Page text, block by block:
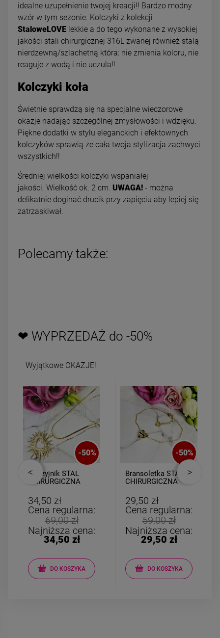
idealne uzupełnienie twojej kreacji!! Bardzo modny
wzór w tym sezonie. Kolczyki z kolekcji
StaloweLOVE lekkie a do tego wykonane z wysokiej
jakości stali chirurgicznej 316L zwanej również stalą
nierdzewną/szlachetną która: nie zmienia koloru, nie
reaguje z wodą i nie uczula!!
Kolczyki koła
Świetnie sprawdzą się na specjalne wieczorowe
okazje nadając szczególnej zmysłowości i wdzięku.
Piękne dodatki w stylu eleganckich i efektownych
kolczyków sprawią że cała twoja stylizacja zachwyci
wszystkich!!
Średniej wielkości kolczyki wspaniałej
jakości. Wielkość ok. 2 cm. UWAGA! - można
delikatnie doginać drucik przy zapięciu aby lepiej się
zatrzaskiwał.
Polecamy także:
❤ WYPRZEDAŻ do -50%
Wyjątkowe OKAZJE!
-50%
Naszyjnik STAL
CHIRURGICZNA
serce promienie
perełki
34,50 zł
Cena regularna:
69,00 zł
Najniższa cena:
34,50 zł
DO KOSZYKA
-50%
Bransoletka STAL
CHIRURGICZNA
kolorowe cyrkonie
29,50 zł
Cena regularna:
59,00 zł
Najniższa cena:
29,50 zł
DO KOSZYKA